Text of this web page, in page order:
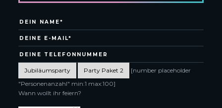
[number placeholder
"Personenanzahl" min:1 max:100]
Wann wollt ihr feiern?